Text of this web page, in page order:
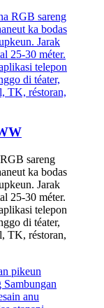
sareng
ka bodas
Jarak
25-30 méter.
telepon
di téater,
TK, réstoran,